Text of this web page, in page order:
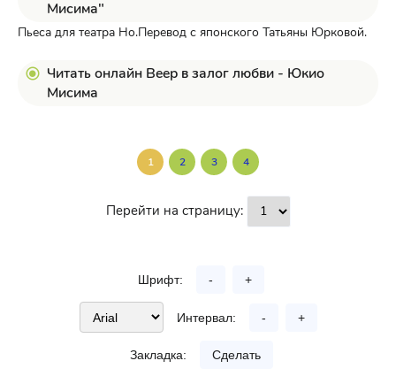
Мисима"
Пьеса для театра Но.Перевод с японского Татьяны Юрковой.
Читать онлайн Веер в залог любви - Юкио
Мисима
1 2 3 4
Перейти на страницу:
Шрифт: - +
Интервал: - +
Закладка: Сделать